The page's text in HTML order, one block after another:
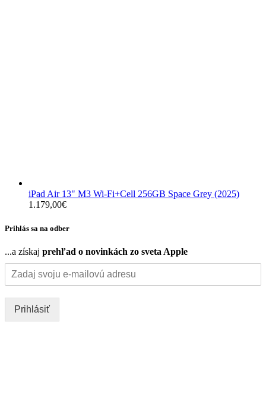
iPad Air 13" M3 Wi-Fi+Cell 256GB Space Grey (2025)
1.179,00€
Prihlás sa na odber
...a získaj prehľad o novinkách zo sveta Apple
Prihlásiť